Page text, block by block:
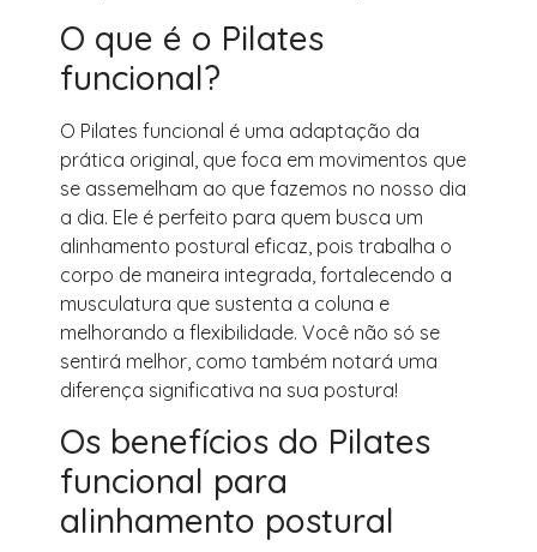
O que é o Pilates
funcional?
O Pilates funcional é uma adaptação da
prática original, que foca em movimentos que
se assemelham ao que fazemos no nosso dia
a dia. Ele é perfeito para quem busca um
alinhamento postural eficaz, pois trabalha o
corpo de maneira integrada, fortalecendo a
musculatura que sustenta a coluna e
melhorando a flexibilidade. Você não só se
sentirá melhor, como também notará uma
diferença significativa na sua postura!
Os benefícios do Pilates
funcional para
alinhamento postural